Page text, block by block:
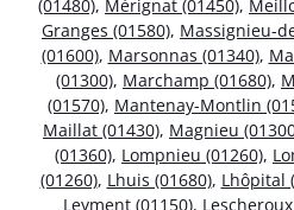
(01480), Mérignat (01450),
Granges (01580), Massignieu-
(01600), Marsonnas (01340),
(01300), Marchamp (01680),
(01570), Mantenay-Montlin
Maillat (01430), Magnieu
(01360), Lompnieu (01260),
(01260), Lhuis (01680), Lhôpital
Leyment (01150),